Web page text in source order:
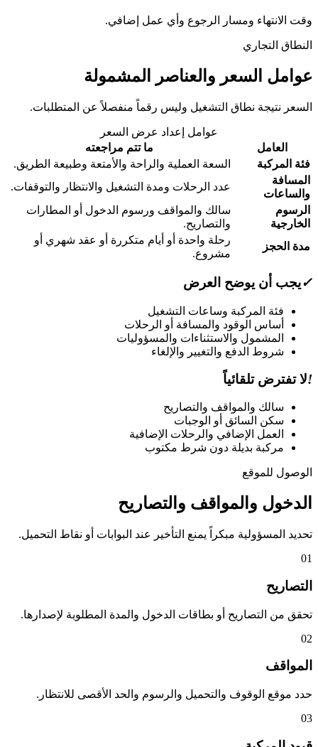
وقت الانتهاء ومسار الرجوع وأي عمل إضافي.
النطاق التجاري
عوامل السعر والعناصر المشمولة
السعر نتيجة نطاق التشغيل وليس رقماً منفصلاً عن المتطلبات.
عوامل إعداد عرض السعر
العامل
ما تتم مراجعته
فئة المركبة
السعة العملية والراحة والأمتعة وطبيعة الطريق.
المسافة
والساعات
عدد الرحلات ومدة التشغيل والانتظار والتوقفات.
الرسوم
الخارجية
سالك والمواقف ورسوم الدخول أو المطارات
والتصاريح.
مدة الحجز
رحلة واحدة أو أيام متكررة أو عقد شهري أو
مشروع.
✓يجب أن يوضح العرض
فئة المركبة وساعات التشغيل
أساس الوقود والمسافة أو الرحلات
المشمول والاستثناءات والمسؤوليات
شروط الدفع والتغيير والإلغاء
!لا تفترض تلقائياً
سالك والمواقف والتصاريح
سكن السائق أو الوجبات
العمل الإضافي والرحلات الإضافية
مركبة بديلة دون شرط مكتوب
الوصول للموقع
الدخول والمواقف والتصاريح
تحديد المسؤولية مبكراً يمنع التأخير عند البوابات أو نقاط التحميل.
01
التصاريح
تحقق من التصاريح أو بطاقات الدخول والمدة المطلوبة لإصدارها.
02
المواقف
حدد موقع الوقوف والتحميل والرسوم والحد الأقصى للانتظار.
03